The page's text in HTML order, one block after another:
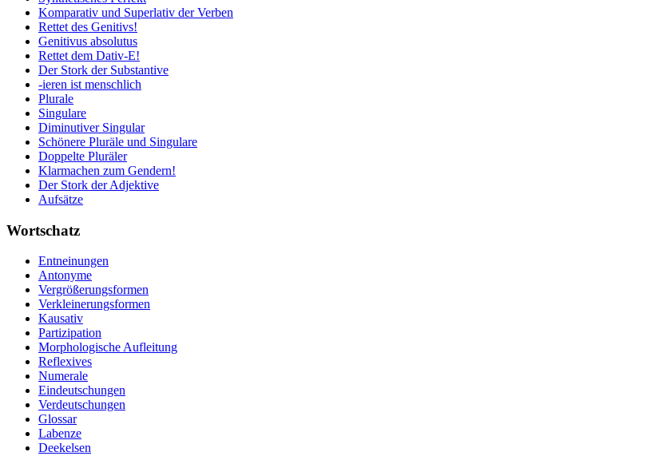
Komparativ und Superlativ der Verben
Rettet des Genitivs!
Genitivus absolutus
Rettet dem Dativ-E!
Der Stork der Substantive
-ieren ist menschlich
Plurale
Singulare
Diminutiver Singular
Schönere Pluräle und Singulare
Doppelte Pluräler
Klarmachen zum Gendern!
Der Stork der Adjektive
Aufsätze
Wortschatz
Entneinungen
Antonyme
Vergrößerungsformen
Verkleinerungsformen
Kausativ
Partizipation
Morphologische Aufleitung
Reflexives
Numerale
Eindeutschungen
Verdeutschungen
Glossar
Labenze
Deekelsen